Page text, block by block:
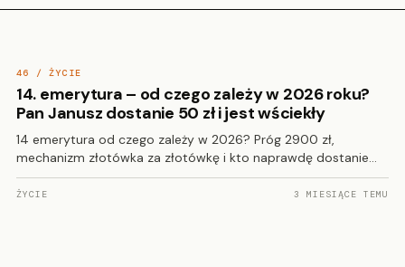
46 / ŻYCIE
14. emerytura – od czego zależy w 2026 roku?
Pan Janusz dostanie 50 zł i jest wściekły
14 emerytura od czego zależy w 2026? Próg 2900 zł,
mechanizm złotówka za złotówkę i kto naprawdę dostanie…
ŻYCIE 3 MIESIĄCE TEMU